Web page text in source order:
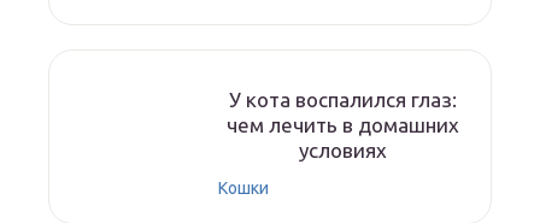
У кота воспалился глаз:
чем лечить в домашних
условиях
Кошки